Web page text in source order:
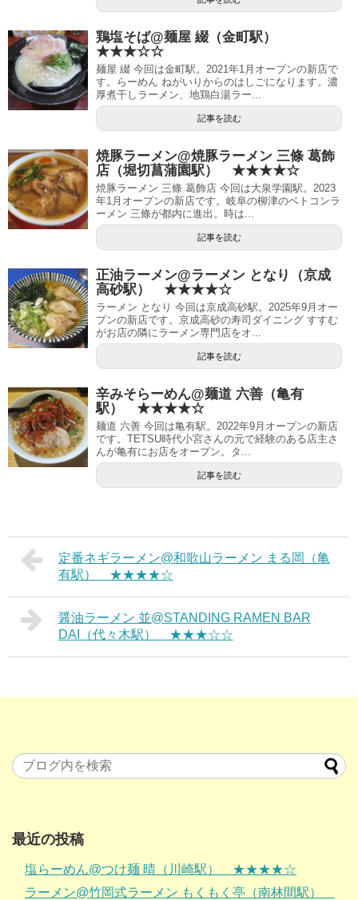
鶏塩そば@麺屋 綴（金町駅）
★★★☆☆
麺屋 綴 今回は金町駅。2021年1月オープンの新店で
す。らーめん ねがいりからのはしごになります。濃
厚煮干しラーメン、地鶏白湯ラー...
記事を読む
焼豚ラーメン@焼豚ラーメン 三條 葛飾
店（堀切菖蒲園駅） ★★★★☆
焼豚ラーメン 三條 葛飾店 今回は大泉学園駅。2023
年1月オープンの新店です。岐阜の柳津のベトコンラ
ーメン 三條が都内に進出。時は...
記事を読む
正油ラーメン@ラーメン となり（京成
高砂駅） ★★★★☆
ラーメン となり 今回は京成高砂駅。2025年9月オー
プンの新店です。京成高砂の寿司ダイニング すすむ
がお店の隣にラーメン専門店をオ...
記事を読む
辛みそらーめん@麺道 六善（亀有
駅） ★★★★☆
麺道 六善 今回は亀有駅。2022年9月オープンの新店
です。TETSU時代小宮さんの元で経験のある店主さ
んが亀有にお店をオープン。タ...
記事を読む
定番ネギラーメン@和歌山ラーメン まる岡（亀
有駅） ★★★★☆
醤油ラーメン 並@STANDING RAMEN BAR
DAI（代々木駅） ★★★☆☆
最近の投稿
塩らーめん@つけ麺 晴（川崎駅） ★★★★☆
ラーメン@竹岡式ラーメン もくもく亭（南林間駅）